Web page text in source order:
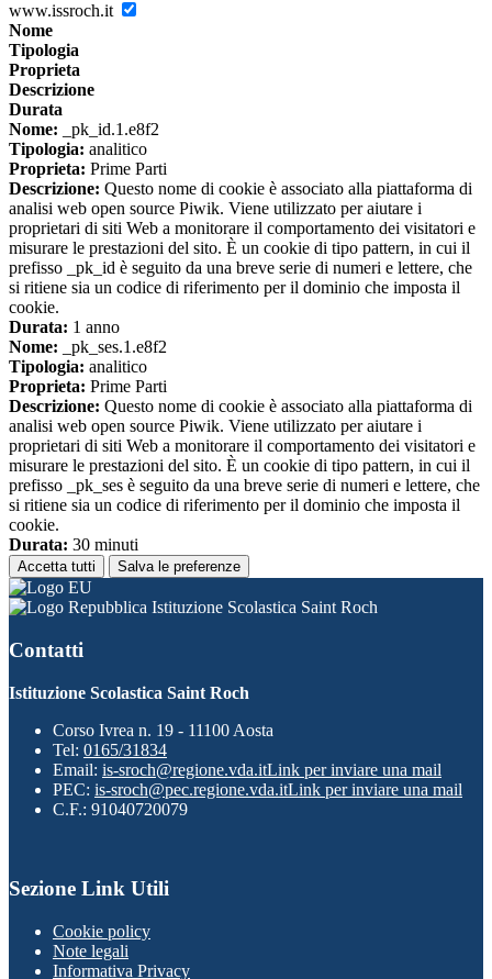
www.issroch.it
Nome
Tipologia
Proprieta
Descrizione
Durata
Nome: _pk_id.1.e8f2
Tipologia: analitico
Proprieta: Prime Parti
Descrizione: Questo nome di cookie è associato alla piattaforma di
analisi web open source Piwik. Viene utilizzato per aiutare i
proprietari di siti Web a monitorare il comportamento dei visitatori e
misurare le prestazioni del sito. È un cookie di tipo pattern, in cui il
prefisso _pk_id è seguito da una breve serie di numeri e lettere, che
si ritiene sia un codice di riferimento per il dominio che imposta il
cookie.
Durata: 1 anno
Nome: _pk_ses.1.e8f2
Tipologia: analitico
Proprieta: Prime Parti
Descrizione: Questo nome di cookie è associato alla piattaforma di
analisi web open source Piwik. Viene utilizzato per aiutare i
proprietari di siti Web a monitorare il comportamento dei visitatori e
misurare le prestazioni del sito. È un cookie di tipo pattern, in cui il
prefisso _pk_ses è seguito da una breve serie di numeri e lettere, che
si ritiene sia un codice di riferimento per il dominio che imposta il
cookie.
Durata: 30 minuti
Accetta tutti Salva le preferenze
Istituzione Scolastica Saint Roch
Contatti
Istituzione Scolastica Saint Roch
Corso Ivrea n. 19 - 11100 Aosta
Tel: 0165/31834
Email: is-sroch@regione.vda.itLink per inviare una mail
PEC: is-sroch@pec.regione.vda.itLink per inviare una mail
C.F.: 91040720079
Sezione Link Utili
Cookie policy
Note legali
Informativa Privacy